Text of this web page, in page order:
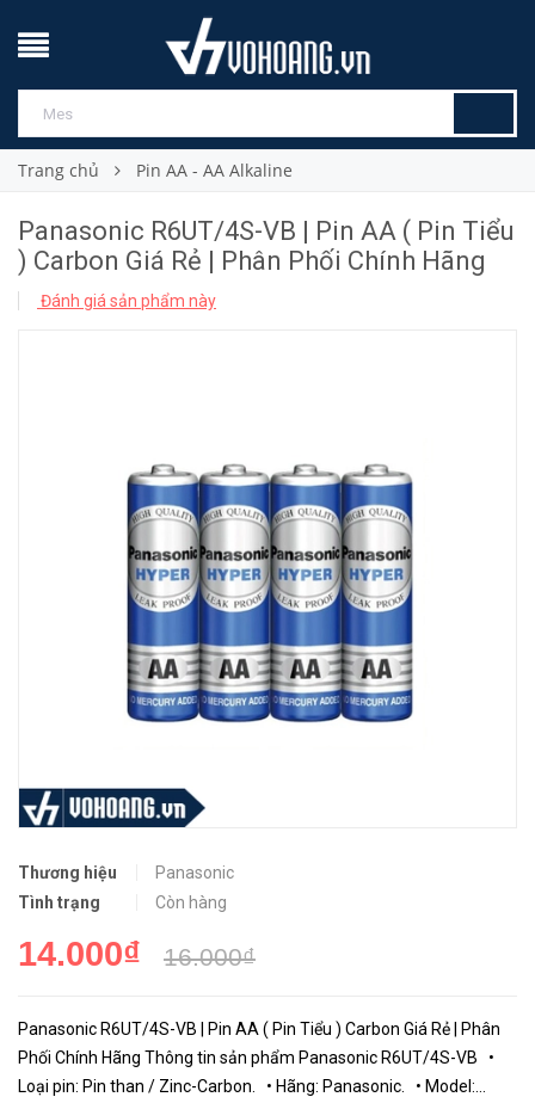
Trang chủ Pin AA - AA Alkaline
Panasonic R6UT/4S-VB | Pin AA ( Pin Tiểu
) Carbon Giá Rẻ | Phân Phối Chính Hãng
Đánh giá sản phẩm này
Thương hiệu
Panasonic
Tình trạng
Còn hàng
14.000₫ 16.000₫
Panasonic R6UT/4S-VB | Pin AA ( Pin Tiểu ) Carbon Giá Rẻ | Phân
Phối Chính Hãng Thông tin sản phẩm Panasonic R6UT/4S-VB •
Loại pin: Pin than / Zinc-Carbon. • Hãng: Panasonic. • Model: